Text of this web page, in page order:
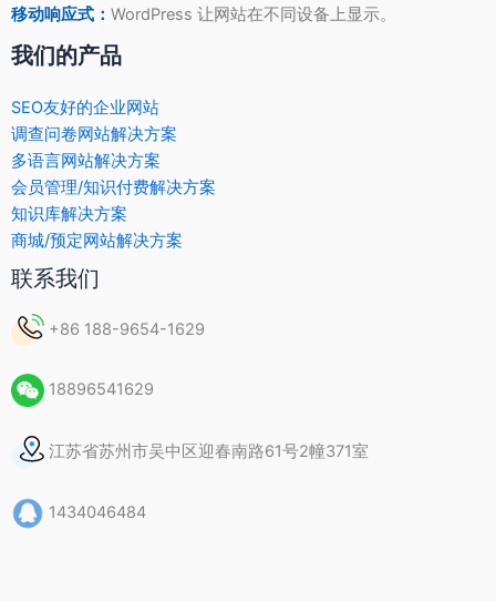
移动响应式： WordPress 让网站在不同设备上显示。
我们的产品
SEO友好的企业网站
调查问卷网站解决方案
多语言网站解决方案
会员管理/知识付费解决方案
知识库解决方案
商城/预定网站解决方案
联系我们
+86 188-9654-1629
18896541629
江苏省苏州市吴中区迎春南路61号2幢371室
1434046484